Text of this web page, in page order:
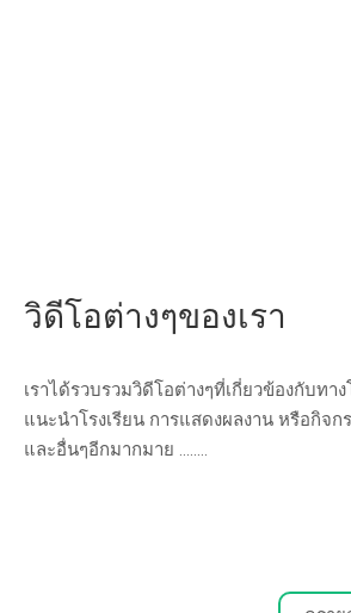
วิดีโอต่างๆของเรา
เราได้รวบรวมวิดีโอต่างๆที่เกี่ยวข้องกับทาง
แนะนำโรงเรียน การแสดงผลงาน หรือกิจก
และอื่นๆอีกมากมาย ........